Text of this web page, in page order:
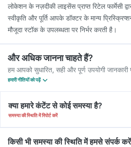
लोकेशन के नज़दीकी लाइसेंस प्राप्त रिटेल फार्मेसी
स्वीकृति और पूर्ति आपके डॉक्टर के मान्य
मौजूदा स्टॉक के उपलब्धता पर निर्भर करती है।
और अधिक जानना चाहते हैं?
हम आपको सुधारित, सही और पूर्ण उपयोगी
हमारी नीतियों को पढ़ें
क्या हमारे कंटेंट से कोई समस्या है?
समस्या की स्थिति में रिपोर्ट करें
किसी भी समस्या की स्थिति में हमसे संपर्क करें